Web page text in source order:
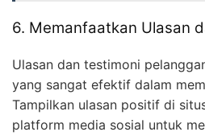
6. Memanfaatkan Ulasan
Ulasan dan testimoni
yang sangat efektif dalam
Tampilkan ulasan positif di
platform media sosial untuk